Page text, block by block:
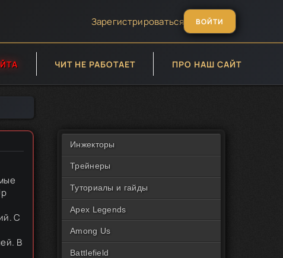
Зарегистрироваться ВОЙТИ
ЧИТ НЕ РАБОТАЕТ ПРО НАШ САЙТ
С
В
Инжекторы
Трейнеры
Туториалы и гайды
Apex Legends
Among Us
Battlefield